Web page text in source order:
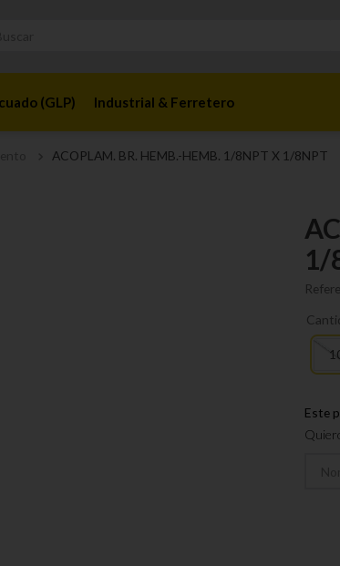
(GLP) Industrial & Ferretero
ACOPLAM. BR. HEMB.-HEMB. 1/8NPT X 1/8NPT
1/
Este